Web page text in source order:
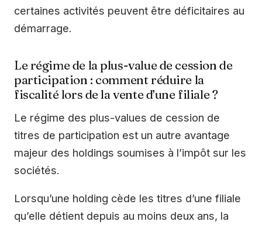
certaines activités peuvent être déficitaires au
démarrage.
Le régime de la plus-value de cession de
participation : comment réduire la
fiscalité lors de la vente d’une filiale ?
Le régime des plus-values de cession de
titres de participation est un autre avantage
majeur des holdings soumises à l’impôt sur les
sociétés.
Lorsqu’une holding cède les titres d’une filiale
qu’elle détient depuis au moins deux ans, la